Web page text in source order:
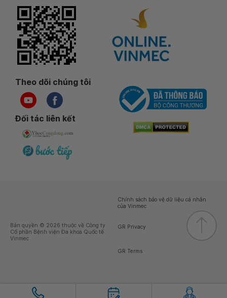
Theo dõi chúng tôi
Đối tác liên kết
Bản quyền © 2026 thuộc về Công ty
Cổ phần Bệnh viện Đa khoa Quốc tế
Vinmec
Chính sách bảo vệ dữ liệu cá nhân
của Vinmec
GR Privacy
GR Terms